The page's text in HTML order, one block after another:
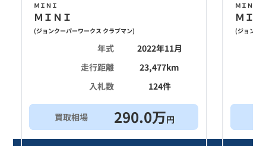
ＭＩＮＩ
ＭＩＮＩ
(ジョンクーパーワークス クラブマン)
年式
2022年11月
走行距離
23,477km
入札数
124件
買取相場 290.0万円
ＭＩＮＩ
ＭＩ
(ジョンク